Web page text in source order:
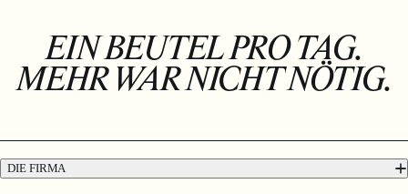
EIN BEUTEL PRO TAG.
MEHR WAR NICHT NÖTIG.
DIE FIRMA